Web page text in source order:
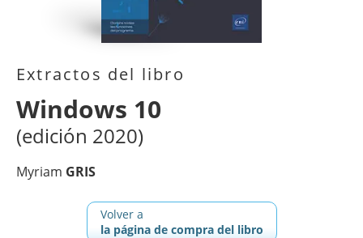
Extractos del libro
Windows 10
(edición 2020)
Myriam GRIS
Volver a
la página de compra del libro